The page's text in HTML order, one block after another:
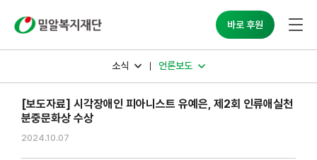
바로 후원
소식 언론보도
[보도자료] 시각장애인 피아니스트 유예은, 제2회 인류애실천
분중문화상 수상
2024.10.07